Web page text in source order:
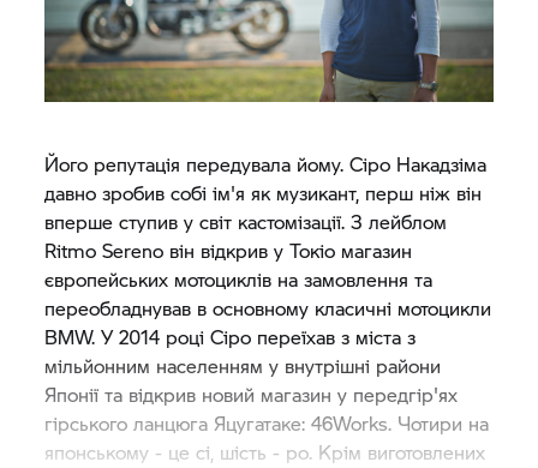
Його репутація передувала йому. Сіро Накадзіма
давно зробив собі ім'я як музикант, перш ніж він
вперше ступив у світ кастомізації. З лейблом
Ritmo Sereno він відкрив у Токіо магазин
європейських мотоциклів на замовлення та
переобладнував в основному класичні мотоцикли
BMW. У 2014 році Сіро переїхав з міста з
мільйонним населенням у внутрішні райони
Японії та відкрив новий магазин у передгір'ях
гірського ланцюга Яцугатаке: 46Works. Чотири на
японському - це сі, шість - ро. Крім виготовлених